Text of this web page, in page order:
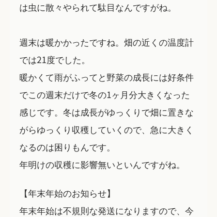
は虫に散々やられて駄目なんですがね。
週末は暖かかったですね。畑の近くの温度計
では21度でした。
暖かくて雨がふってと野菜の成長には好条件
でこの週末だけで冬の1ヶ月分大きくなった
感じです。冬は成長がゆっくりで畑に置きな
がらゆっくり収穫していくので、急に大きく
なるのは困りもんです。
年明けの収穫に影響無いといんですがね。
【年末年始のお知らせ】
年末年始は不規則な発送になりますので、今